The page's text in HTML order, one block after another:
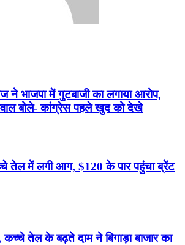
ने भाजपा में गुटबाजी का लगाया आरोप,
बोले- कांग्रेस पहले खुद को देखे
तेल में लगी आग, $120 के पार पहुंचा ब्रेंट
तेल के बढ़ते दाम ने बिगाड़ा बाजार का